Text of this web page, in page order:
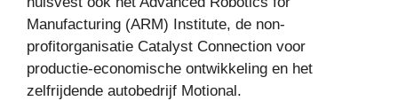
Manufacturing (ARM) Institute, de non-
profitorganisatie Catalyst Connection voor
productie-economische ontwikkeling en het
zelfrijdende autobedrijf Motional.